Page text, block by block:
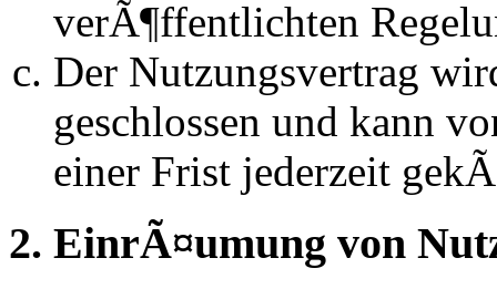
verÃ¶ffentlichten
Der Nutzungsvertrag
geschlossen und kann
einer Frist jederzeit
2. EinrÃ¤umung von